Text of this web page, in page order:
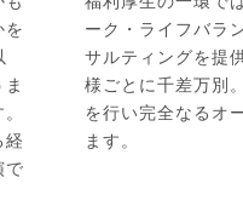
を
経
で
ーク・ライフバラ
サルティングを提
様ごとに千差万別
を行い完全なるオ
ます。